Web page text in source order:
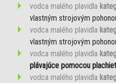
vodca malého plavidla
vlastným strojovým
vodca malého plavidla
vlastným strojovým
vodca malého plavidla
plávajúce pomocou plachiet
vodca malého plavidla